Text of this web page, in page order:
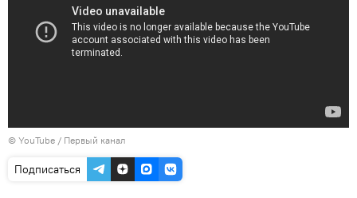
© YouTube / Первый канал
Подписаться